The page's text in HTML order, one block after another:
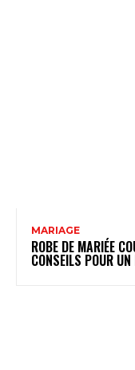
MARIAGE
ROBE DE MARIÉE
CONSEILS POUR UN